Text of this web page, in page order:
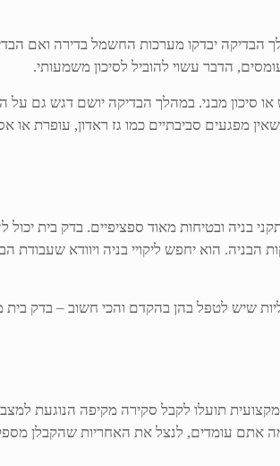
הבדיקה יבדקו מערכות החשמל בדירה ואם
הדבר עשוי להוביל לסיכון משמעותי.
סיכון מבני. במהלך הבדיקה יושם דגש גם על
מפגעים סביבתיים כמו גז ראדון, עופרת או
בניה ובטיחות מאוד ספציפיים. בדק בית יכול
הוא יחפש ליקויי בניה ויוודא שעבודת
שיש לטפל בהן בהקדם והכי חשוב – בדק
תועלו לקבל סקירה מקיפה הנוגעת
מה אתם עומדים, לנצל את האחריות שהקבלן